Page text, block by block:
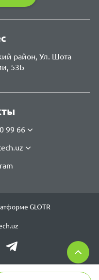
район, Ул. Шота
53Б
99 66
GLOTR